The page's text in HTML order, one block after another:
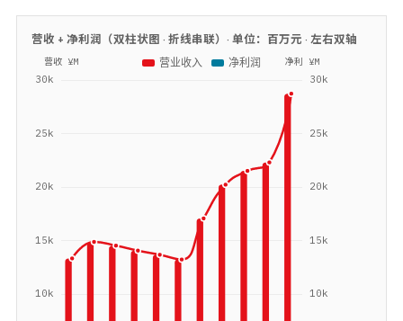
营收 + 净利润（双柱状图 · 折线串联）· 单位： 百万元 · 左右双轴